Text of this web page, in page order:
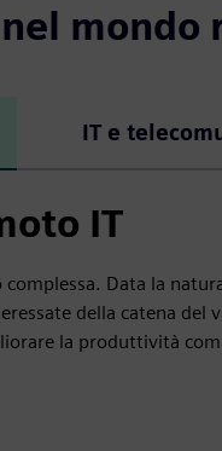
mondo
IT e
IT
Data la
della catena
la produttività